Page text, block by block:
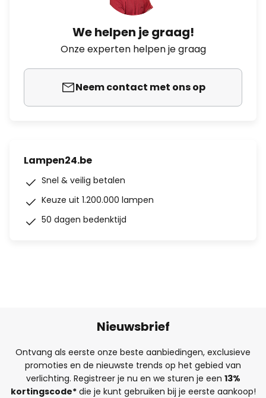
We helpen je graag!
Onze experten helpen je graag
Neem contact met ons op
Lampen24.be
Snel & veilig betalen
Keuze uit 1.200.000 lampen
50 dagen bedenktijd
Nieuwsbrief
Ontvang als eerste onze beste aanbiedingen, exclusieve
promoties en de nieuwste trends op het gebied van
verlichting. Registreer je nu en we sturen je een 13%
kortingscode*die je kunt gebruiken bij je eerste aankoop!